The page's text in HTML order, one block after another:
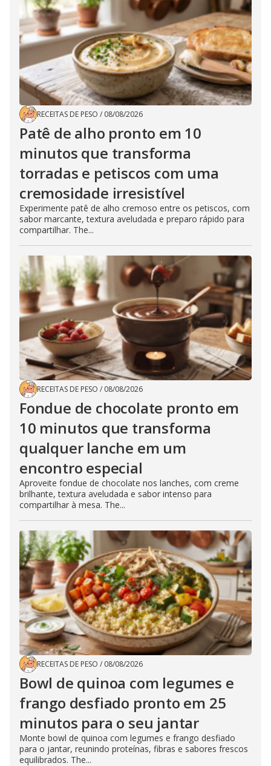
RECEITAS DE PESO / 08/08/2026
Patê de alho pronto em 10
minutos que transforma
torradas e petiscos com uma
cremosidade irresistível
Experimente patê de alho cremoso entre os petiscos, com
sabor marcante, textura aveludada e preparo rápido para
compartilhar. The...
RECEITAS DE PESO / 08/08/2026
Fondue de chocolate pronto em
10 minutos que transforma
qualquer lanche em um
encontro especial
Aproveite fondue de chocolate nos lanches, com creme
brilhante, textura aveludada e sabor intenso para
compartilhar à mesa. The...
RECEITAS DE PESO / 08/08/2026
Bowl de quinoa com legumes e
frango desfiado pronto em 25
minutos para o seu jantar
Monte bowl de quinoa com legumes e frango desfiado
para o jantar, reunindo proteínas, fibras e sabores frescos
equilibrados. The...